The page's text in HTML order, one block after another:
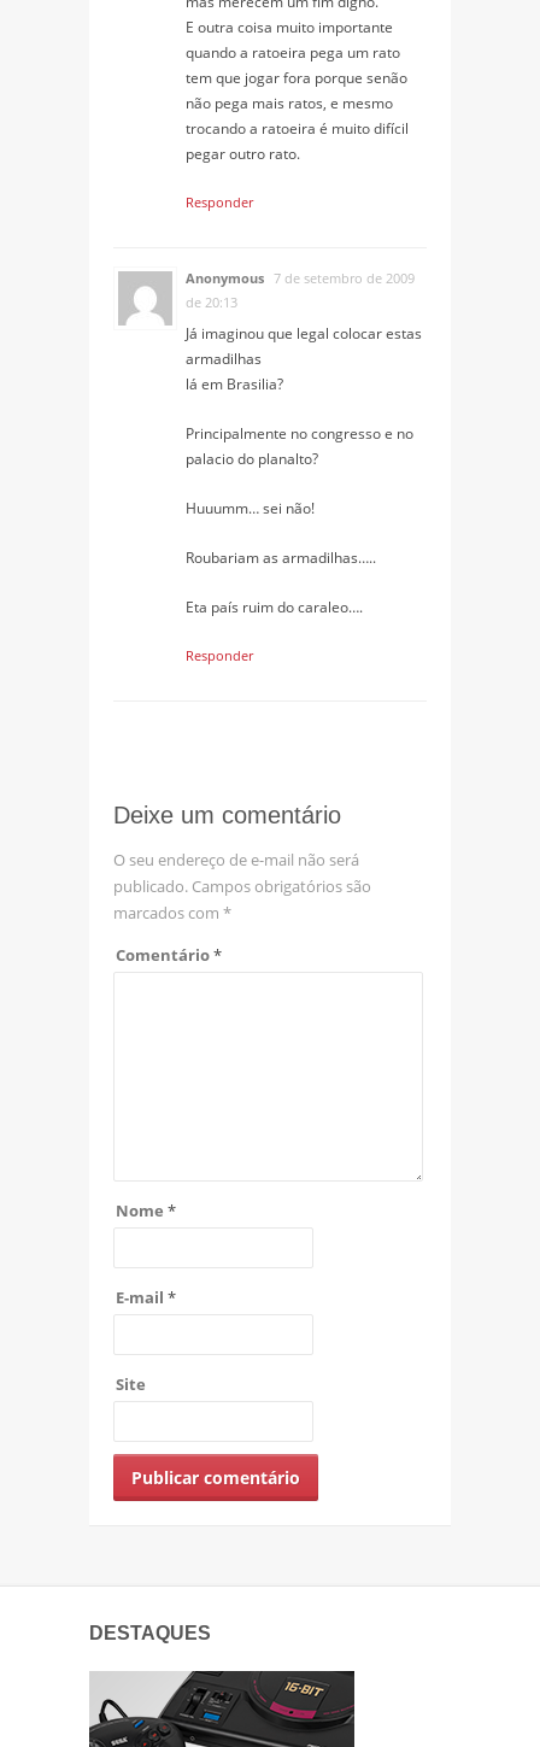
E outra coisa muito importante
quando a ratoeira pega um rato
tem que jogar fora porque senão
não pega mais ratos, e mesmo
trocando a ratoeira é muito difícil
pegar outro rato.
Responder
Anonymous 7 de setembro de 2009
de 20:13
Já imaginou que legal colocar estas
armadilhas
lá em Brasilia?
Principalmente no congresso e no
palacio do planalto?
Huuumm… sei não!
Roubariam as armadilhas…..
Eta país ruim do caraleo….
Responder
Deixe um comentário
O seu endereço de e-mail não será
publicado. Campos obrigatórios são
marcados com *
Comentário*
Nome *
E-mail *
Site
DESTAQUES